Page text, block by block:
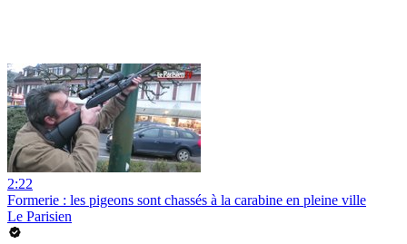
2:22
Formerie : les pigeons sont chassés à la carabine en pleine ville
Le Parisien